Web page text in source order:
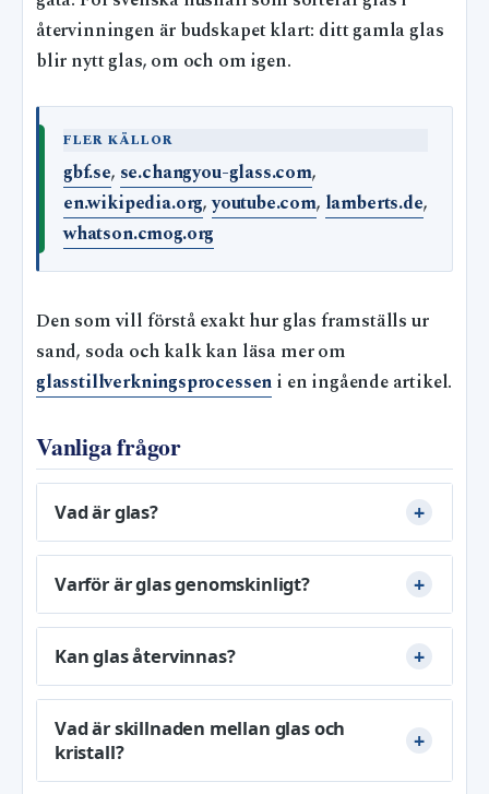
återvinningen är budskapet klart: ditt gamla glas
blir nytt glas, om och om igen.
FLER KÄLLOR
gbf.se, se.changyou-glass.com,
en.wikipedia.org,youtube.com, lamberts.de,
whatson.cmog.org
Den som vill förstå exakt hur glas framställs ur
sand, soda och kalk kan läsa mer om
glasstillverkningsprocessen i en ingående artikel.
Vanliga frågor
Vad är glas?
Varför är glas genomskinligt?
Kan glas återvinnas?
Vad är skillnaden mellan glas och
kristall?